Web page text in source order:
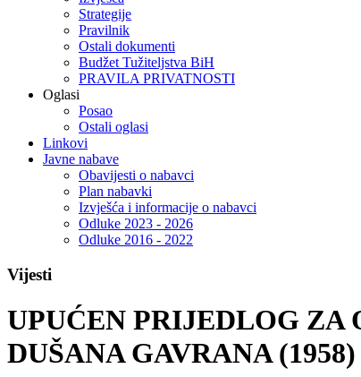
Strategije
Pravilnik
Ostali dokumenti
Budžet Tužiteljstva BiH
PRAVILA PRIVATNOSTI
Oglasi
Posao
Ostali oglasi
Linkovi
Javne nabave
Obavijesti o nabavci
Plan nabavki
Izvješća i informacije o nabavci
Odluke 2023 - 2026
Odluke 2016 - 2022
Vijesti
UPUĆEN PRIJEDLOG ZA
DUŠANA GAVRANA (1958)